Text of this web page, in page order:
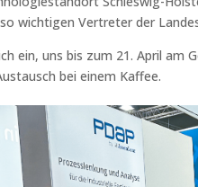
wichtigen Vertreter der
ein, uns bis zum 21. April am
bei einem Kaffee.